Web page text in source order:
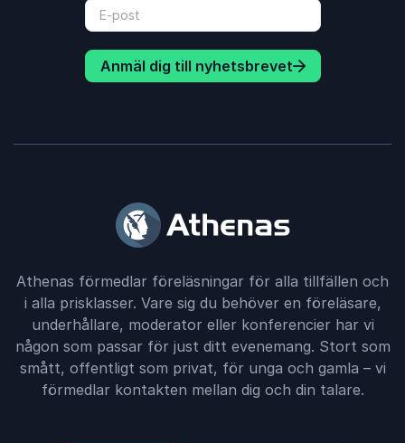
Anmäl dig till nyhetsbrevet
Athenas förmedlar föreläsningar för alla tillfällen och
i alla prisklasser. Vare sig du behöver en föreläsare,
underhållare, moderator eller konferencier har vi
någon som passar för just ditt evenemang. Stort som
smått, offentligt som privat, för unga och gamla – vi
förmedlar kontakten mellan dig och din talare.